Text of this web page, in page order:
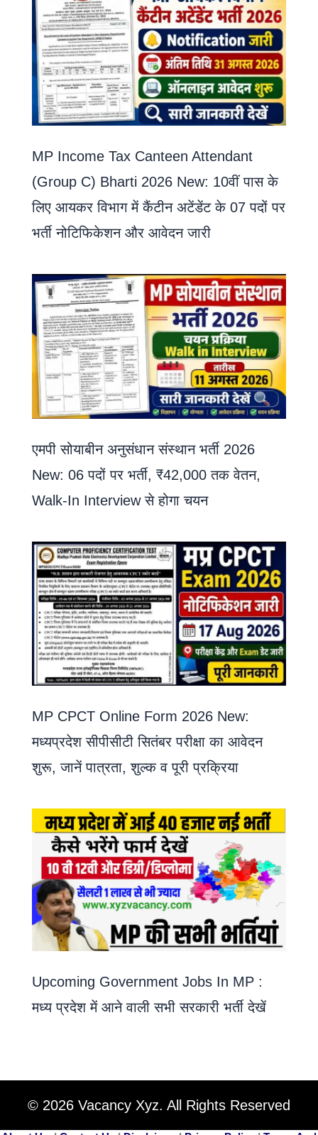
MP Income Tax Canteen Attendant
(Group C) Bharti 2026 New: 10वीं पास के
लिए आयकर विभाग में कैंटीन अटेंडेंट के 07 पदों पर
भर्ती नोटिफिकेशन और आवेदन जारी
एमपी सोयाबीन अनुसंधान संस्थान भर्ती 2026
New: 06 पदों पर भर्ती, ₹42,000 तक वेतन,
Walk-In Interview से होगा चयन
MP CPCT Online Form 2026 New:
मध्यप्रदेश सीपीसीटी सितंबर परीक्षा का आवेदन
शुरू, जानें पात्रता, शुल्क व पूरी प्रक्रिया
Upcoming Government Jobs In MP :
मध्य प्रदेश में आने वाली सभी सरकारी भर्ती देखें
© 2026 Vacancy Xyz. All Rights Reserved